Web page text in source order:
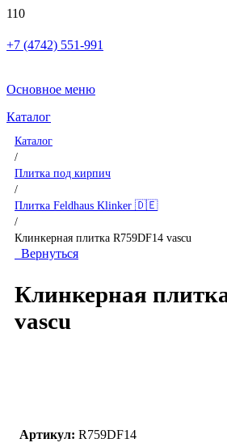
+7 (4742) 551-991
Основное меню
Каталог
Каталог
/
Плитка под кирпич
/
Плитка Feldhaus Klinker 🇩🇪
/
Клинкерная плитка R759DF14 vascu
Вернуться
Клинкерная
vascu
Артикул: R759DF14